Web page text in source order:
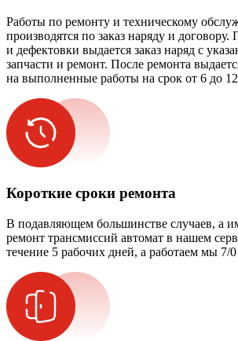
Работы по ремонту и техническому
производятся по заказ наряду и договору.
и дефектовки выдается заказ наряд с
запчасти и ремонт. После ремонта
на выполненные работы на срок от 6 до
Короткие сроки ремонта
В подавляющем большинстве случаев, а
ремонт трансмиссий автомат в нашем
течение 5 рабочих дней, а работаем мы 7/0